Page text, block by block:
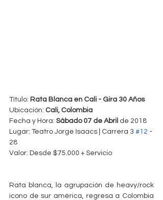
Título: Rata Blanca en Cali - Gira 30 Años
Ubicación: Cali, Colombia
Fecha y Hora: Sábado 07 de Abril de 2018
Lugar: Teatro Jorge Isaacs | Carrera 3 #12 -
28
Valor: Desde $75.000 + Servicio
Rata blanca, la agrupación de heavy/rock
icono de sur américa, regresa a Colombia